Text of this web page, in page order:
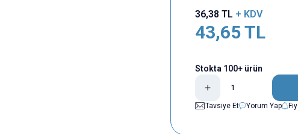
36,38 TL + KDV
43,65TL
Stokta 100+ ürün
Tavsiye Et
Yorum Yap